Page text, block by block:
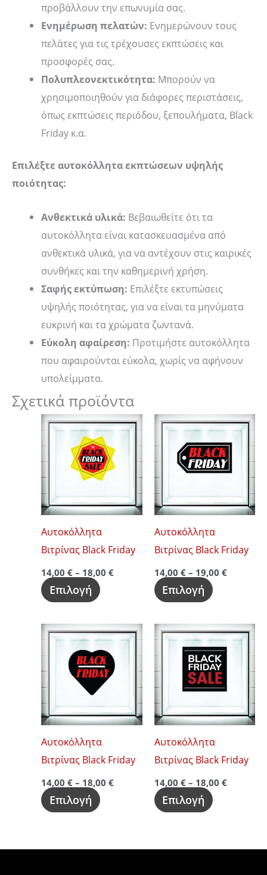
προβάλλουν την επωνυμία σας.
Ενημέρωση πελατών: Ενημερώνουν τους
πελάτες για τις τρέχουσες εκπτώσεις και
προσφορές σας.
Πολυπλεονεκτικότητα: Μπορούν να
χρησιμοποιηθούν για διάφορες περιστάσεις,
όπως εκπτώσεις περιόδου, ξεπουλήματα, Black
Friday κ.α.
Επιλέξτε αυτοκόλλητα εκπτώσεων υψηλής
ποιότητας:
Ανθεκτικά υλικά: Βεβαιωθείτε ότι τα
αυτοκόλλητα είναι κατασκευασμένα από
ανθεκτικά υλικά, για να αντέχουν στις καιρικές
συνθήκες και την καθημερινή χρήση.
Σαφής εκτύπωση: Επιλέξτε εκτυπώσεις
υψηλής ποιότητας, για να είναι τα μηνύματα
ευκρινή και τα χρώματα ζωντανά.
Εύκολη αφαίρεση: Προτιμήστε αυτοκόλλητα
που αφαιρούνται εύκολα, χωρίς να αφήνουν
υπολείμματα.
Σχετικά προϊόντα
Αυτοκόλλητα
Βιτρίνας Black Friday
14,00€ – 18,00€
Price
range:
through
18,00 €
Επιλογή
Αυτό
το
προϊόν
έχει
πολλαπλές
παραλλαγές.
Οι
επιλογές
να
σελίδα
του
προϊόντος
Αυτοκόλλητα
Βιτρίνας Black Friday
14,00 € – 19,00 €
Price
range:
14,00 €
through
19,00 €
Επιλογή
Αυτό
το
προϊόν
έχει
πολλαπλές
Οι
επιλογές
να
σελίδα
του
προϊόντος
Αυτοκόλλητα
Βιτρίνας Black Friday
14,00€ – 18,00€
Price
range:
through
18,00 €
Επιλογή
Αυτό
το
προϊόν
έχει
πολλαπλές
παραλλαγές.
Οι
επιλογές
να
σελίδα
Αυτοκόλλητα
Βιτρίνας Black Friday
14,00 € – 18,00 €
Price
range:
through
18,00 €
Επιλογή
Αυτό
το
προϊόν
έχει
πολλαπλές
Οι
επιλογές
να
σελίδα